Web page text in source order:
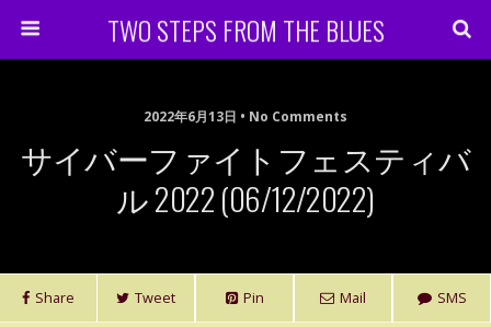
TWO STEPS FROM THE BLUES
2022年6月13日 • No Comments
サイバーファイトフェスティバ
ル 2022 (06/12/2022)
Share Tweet Pin Mail SMS